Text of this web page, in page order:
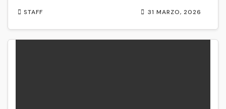
31 MARZO, 2026
STAFF